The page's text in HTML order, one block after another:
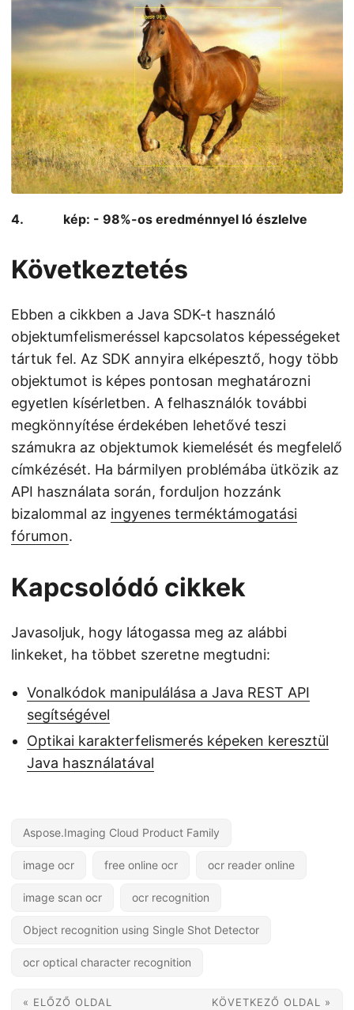
kép: - 98%-os eredménnyel ló észlelve
Következtetés
Ebben a cikkben a Java SDK-t használó
objektumfelismeréssel kapcsolatos képességeket
tártuk fel. Az SDK annyira elképesztő, hogy több
objektumot is képes pontosan meghatározni
egyetlen kísérletben. A felhasználók további
megkönnyítése érdekében lehetővé teszi
számukra az objektumok kiemelését és megfelelő
címkézését. Ha bármilyen problémába ütközik az
API használata során, forduljon hozzánk
bizalommal az ingyenes terméktámogatási
fórumon.
Kapcsolódó cikkek
Javasoljuk, hogy látogassa meg az alábbi
linkeket, ha többet szeretne megtudni:
Vonalkódok manipulálása a Java REST API
segítségével
Optikai karakterfelismerés képeken keresztül
Java használatával
Aspose.Imaging Cloud Product Family
image ocr free online ocr ocr reader online
image scan ocr ocr recognition
Object recognition using Single Shot Detector
ocr optical character recognition
« ELŐZŐ OLDAL KÖVETKEZŐ OLDAL »